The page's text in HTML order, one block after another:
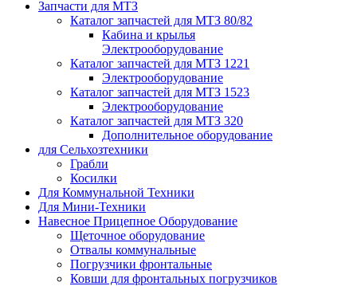
Запчасти для МТЗ
Каталог запчастей для МТЗ 80/82
Кабина и крылья
Электрооборудование
Каталог запчастей для МТЗ 1221
Электрооборудование
Каталог запчастей для МТЗ 1523
Электрооборудование
Каталог запчастей для МТЗ 320
Дополнительное оборудование
для Сельхозтехники
Грабли
Косилки
Для Коммунальной Техники
Для Мини-Техники
Навесное Прицепное Оборудование
Щеточное оборудование
Отвалы коммунальные
Погрузчики фронтальные
Ковши для фронтальных погрузчиков